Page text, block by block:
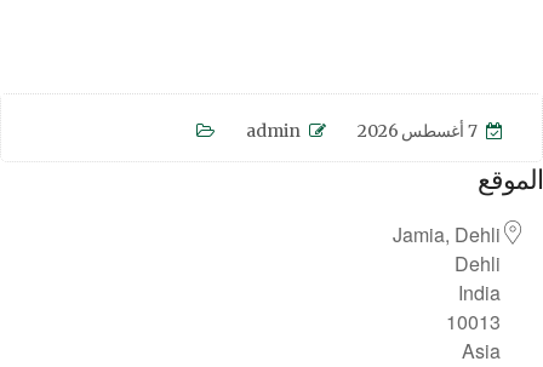
7 أغسطس 2026 admin
الموقع
Jamia, Dehli
Dehli
India
10013
Asia